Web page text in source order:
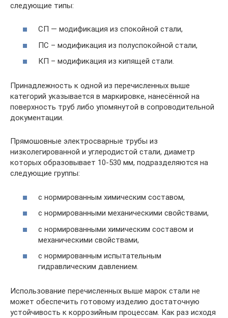
следующие типы:
СП — модификация из спокойной стали,
ПС – модификация из полуспокойной стали,
КП – модификация из кипящей стали.
Принадлежность к одной из перечисленных выше
категорий указывается в маркировке, нанесённой на
поверхность труб либо упомянутой в сопроводительной
документации.
Прямошовные электросварные трубы из
низколегированной и углеродистой стали, диаметр
которых образовывает 10-530 мм, подразделяются на
следующие группы:
с нормированным химическим составом,
с нормированными механическими свойствами,
с нормированными химическим составом и
механическими свойствами,
с нормированным испытательным
гидравлическим давлением.
Использование перечисленных выше марок стали не
может обеспечить готовому изделию достаточную
устойчивость к коррозийным процессам. Как раз исходя